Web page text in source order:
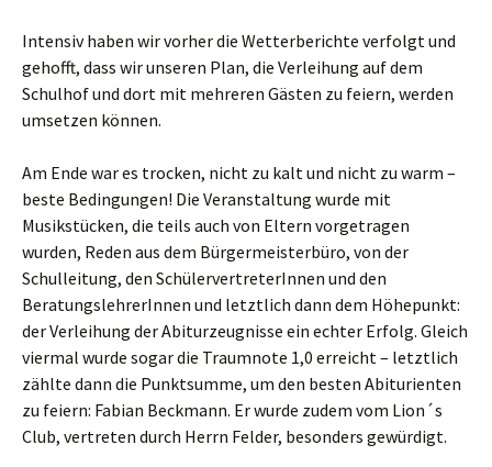
Intensiv haben wir vorher die Wetterberichte verfolgt und
gehofft, dass wir unseren Plan, die Verleihung auf dem
Schulhof und dort mit mehreren Gästen zu feiern, werden
umsetzen können.
Am Ende war es trocken, nicht zu kalt und nicht zu warm –
beste Bedingungen! Die Veranstaltung wurde mit
Musikstücken, die teils auch von Eltern vorgetragen
wurden, Reden aus dem Bürgermeisterbüro, von der
Schulleitung, den SchülervertreterInnen und den
BeratungslehrerInnen und letztlich dann dem Höhepunkt:
der Verleihung der Abiturzeugnisse ein echter Erfolg. Gleich
viermal wurde sogar die Traumnote 1,0 erreicht – letztlich
zählte dann die Punktsumme, um den besten Abiturienten
zu feiern: Fabian Beckmann. Er wurde zudem vom Lion´s
Club, vertreten durch Herrn Felder, besonders gewürdigt.